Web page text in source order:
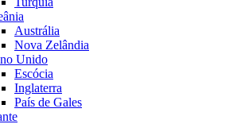
Austrália
Nova Zelândia
Unido
Escócia
Inglaterra
País de Gales